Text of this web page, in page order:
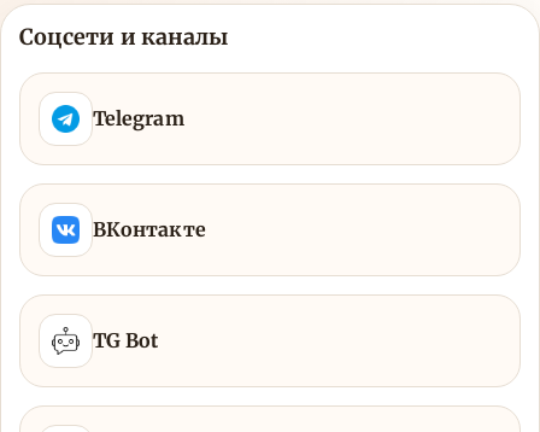
Соцсети и каналы
Telegram
ВКонтакте
TG Bot